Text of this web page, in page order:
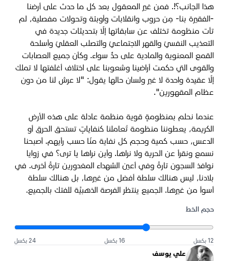
هذا الجانب؟!. فمن غير المعقول بعد كل ما حدث على أرضنا
-الفقيرة بنا- مِن حروب وانقلابات وأوبئة وتحولات مفصلية، لم
تأت منظومة تختلف عن سابقاتها إلّا بتحديثات جديدة في
التعذيب النفسيّ والقهر الاجتماعيّ والتصلب العقليّ وأسلحة
القمع المعنوية والمادية على حدٍّ سواء. وكأن جميع العصابات
والقوى التي حكمت أراضينا وشعوبنا على اختلاف أغلفتها لا تملك
إلّا عقيدة واحدة لا غير ولسان حالها يقول: "لا عرش لنا من دون
عظام المقهورين".
عندما نحلم بمنظومةٍ قوية منظمة عادلة على هذه الأرض
الكريمة، يعطوننا منظومة تُعاملنا كنفاياتٍ تستحق الحرق أو
الدعس، حسب كمية وحجم كل نفاية منّا حسب رأيهم. أصبحنا
نسمع ونقرأ عن الحرية ولا نراها. وأين نراها يا ترى؟ في زوايا
نوافذ السجون تارةً وفي أعين الشهداء المغدورين تارةً أخرى. في
بلادنا، ليس هنالك سلطة أفضل من غيرها، بل هنالك سلطة
أسوأ من غيرها. الجميع ينتظر الفرصة الذهبيَّة للفتك بالجميع.
حجم الخط
12 بكسل 16 بكسل 24 بكسل
علي يوسف